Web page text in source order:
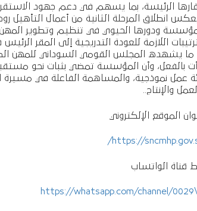
الرئيسة، بما يسهم في دعم جهود الاستقرار
انطلاق المرحلة الثانية من أعمال التأهيل
ودورها الحيوي في تنظيم وتطوير المهن
اللازمة للعودة التدريجية إلى المقر
ما يشهده المجلس القومي السوداني للمهن
بالفعل، وأن المؤسسة تمضي بثبات نحو
عمل نموذجية، والمساهمة الفاعلة في مسيرة
والإنتاج..
الموقع الإلكتروني
https://
قناة الواتساب
https://whatsapp.com/channel/